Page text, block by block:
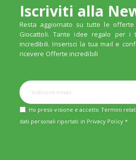
Iscriviti alla
Resta aggiornato su tutte le
Giocattoli. Tante idee regalo per i
incredibili. Inserisci la tua mail e
ricevere Offerte incredibili
Ho preso visione e accetto Termini
dati personali riportati in Privacy Policy*